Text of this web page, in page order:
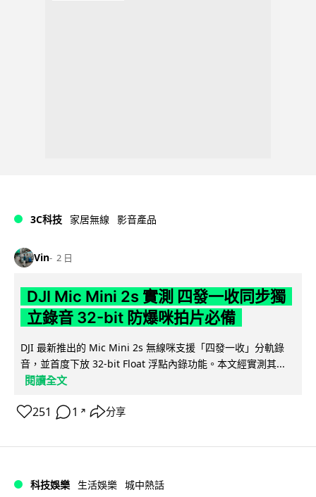
3C科技 家居無線 影音產品
Vin 2 日
DJI Mic Mini 2s 實測 四發一收同步獨
立錄音 32-bit 防爆咪拍片必備
DJI 最新推出的 Mic Mini 2s 無線咪支援「四發一收」分軌錄
音，並首度下放 32-bit Float 浮點內錄功能。本文經實測其...
閱讀全文
251 1 ↗ 分享
科技娛樂 生活娛樂 城中熱話